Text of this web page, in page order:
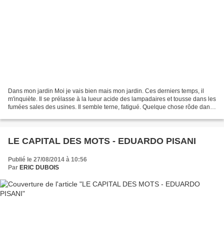
Dans mon jardin Moi je vais bien mais mon jardin. Ces derniers temps, il
m'inquiète. Il se prélasse à la lueur acide des lampadaires et tousse dans les
fumées sales des usines. Il semble terne, fatigué. Quelque chose rôde dans
LE CAPITAL DES MOTS - EDUARDO PISANI
Publié le 27/08/2014 à 10:56
Par ERIC DUBOIS